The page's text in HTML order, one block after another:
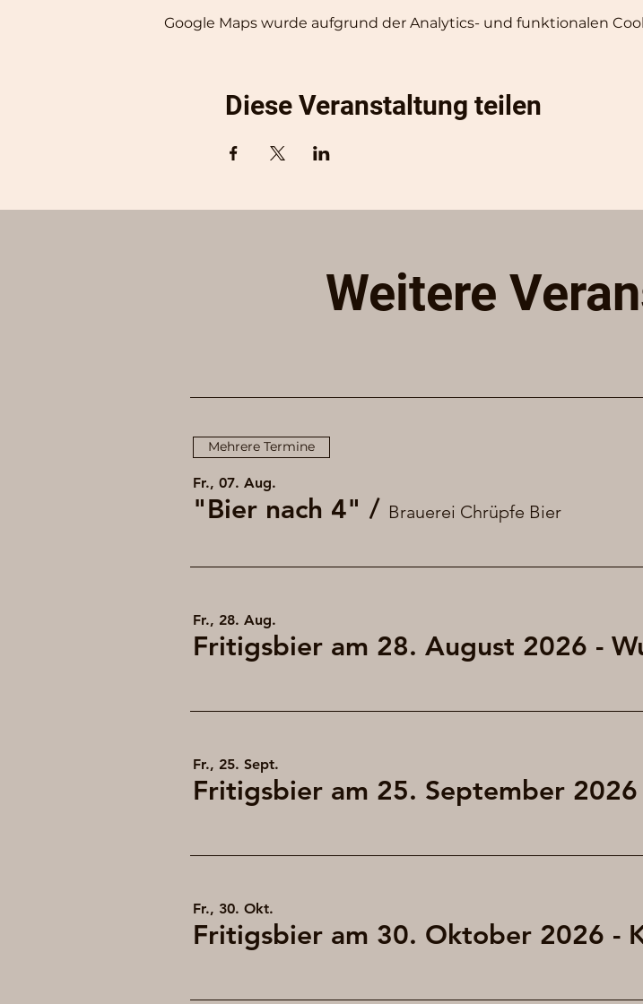
Google Maps wurde aufgrund der Analytics- und funktionalen
Diese Veranstaltung teilen
Weitere
Mehrere Termine
Fr., 07. Aug.
"Bier nach 4" / Brauerei Chrüpfe Bier
Fr., 28. Aug.
Fr., 25. Sept.
Fr., 30. Okt.